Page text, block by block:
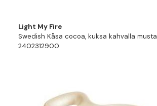
Light My Fire
Swedish Kåsa cocoa, kuksa kahvalla musta
2402312900